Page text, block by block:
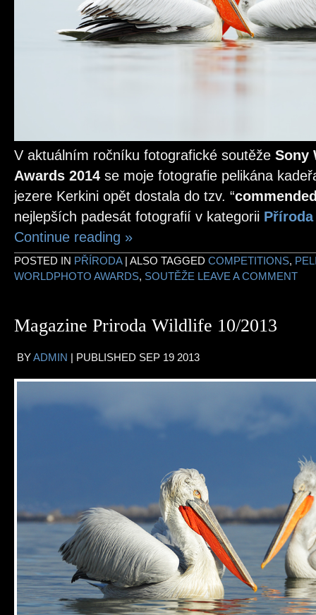
V aktuálním ročníku fotografické soutěže Sony
Awards 2014 se moje fotografie pelikána
jezere Kerkini opět dostala do tzv. “
nejlepších padesát fotografií v kategorii
Continue reading »
POSTED IN PŘÍRODA | ALSO TAGGED COMPETITIONS,
WORLDPHOTO AWARDS, SOUTĚŽE LEAVE A COMMENT
Magazine Priroda Wildlife 10/2013
BYADMIN | PUBLISHED SEP 19 2013